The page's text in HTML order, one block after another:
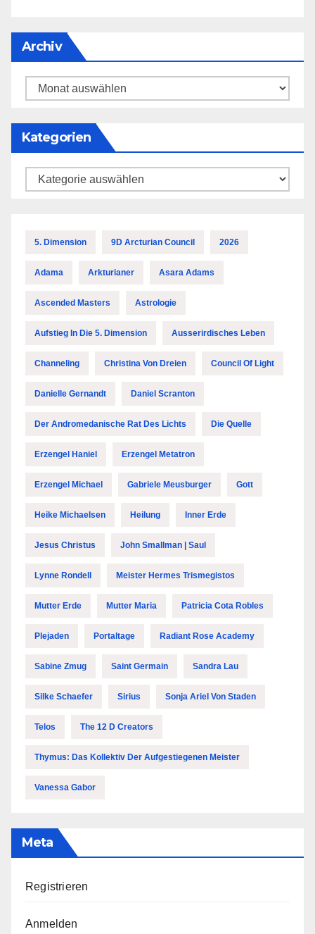
Archiv
Archiv
Kategorien
Kategorien
5. Dimension 9D Arcturian Council 2026
Adama Arkturianer Asara Adams
Ascended Masters Astrologie
Aufstieg In Die 5. Dimension Ausserirdisches Leben
Channeling Christina Von Dreien Council Of Light
Danielle Gernandt Daniel Scranton
Der Andromedanische Rat Des Lichts Die Quelle
Erzengel Haniel Erzengel Metatron
Erzengel Michael Gabriele Meusburger Gott
Heike Michaelsen Heilung Inner Erde
Jesus Christus John Smallman | Saul
Lynne Rondell Meister Hermes Trismegistos
Mutter Erde Mutter Maria Patricia Cota Robles
Plejaden Portaltage Radiant Rose Academy
Sabine Zmug Saint Germain Sandra Lau
Silke Schaefer Sirius Sonja Ariel Von Staden
Telos The 12 D Creators
Thymus: Das Kollektiv Der Aufgestiegenen Meister
Vanessa Gabor
Meta
Registrieren
Anmelden